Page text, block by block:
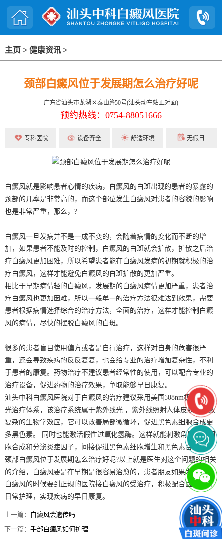
主页 > 健康资讯 >
颈部白癜风位于发展期怎么治疗好呢
广东省汕头市龙湖区泰山路50号(汕头动车站正对面)
预约热线：0754-88051666
专科医院 设备齐全 舒适环境 无假日
白癜风就是影响患者心情的疾病，白癜风的白斑出现的患者的暴露的
颈部的几率是非常高的，而这个部位发生白癜风对患者的容貌的影响
也是非常严重，那么，?
白癜风一旦发病并不是一成不变的，会随着病情的变化而不断的增
加，如果患者不能及时的控制，白癜风的白斑就会扩散，扩散之后治
疗白癜风更加困难，所以希望患者能在白癜风发病的初期就积极的治
疗白癜风，这样才能避免白癜风的白斑扩散的更加严重。
相比于早期病情轻的白癜风，发展期的白癜风病情更加严重，患者治
疗白癜风也更加困难，所以一般单一的治疗方法很难达到效果，需要
患者根据病情选择综合的治疗方法，全面的治疗，这样才能控制白癜
风的病情，尽快的摆脱白癜风的白斑。
很多的患者盲目使用偏方或者是自行治疗，这样对自身的危害很严
重，还会导致疾病的反反复复，也会给专业的治疗增加复杂性，不利
于患者的康复。药物治疗不建议患者经常性的使用，可以配合专业的
治疗设备，促进药物的治疗效果，争取能够早日康复。
汕头中科白癜风医院对于白癜风的治疗建议采用美国308nm极速全激
光治疗体系，该治疗系统属于紫外线光 ，紫外线照射人体皮肤会导致
复杂的生物学效应，它可以改善局部微循环，促进黑色素细胞合成更
多黑色素。 同时也能激活假性过氧化氢酶。这样就能刺激角质形成细
胞合成和分泌炎症因子，间接促进黑色素细胞增生和黑色素合成。
颈部白癜风位于发展期怎么治疗好呢?以上就是医生对这个问题的相关
的介绍，白癜风要是在早期是很容易治愈的，患者朋友如果发现患上
白癜风的时候要到正规的医院接白癜风的受治疗，积极配合医生做好
日常护理，实现疾病的早日康复。
上一篇： 白癜风会遗传吗
下一篇：手部白癜风如何护理